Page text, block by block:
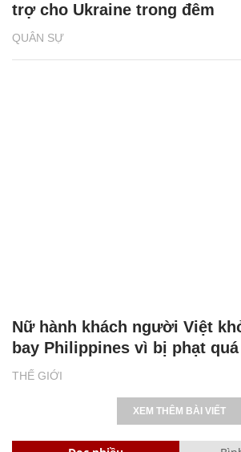
QUÂN SỰ
trợ cho Ukraine trong đêm
THẾ GIỚI
Nữ hành khách người Việt
bay Philippines vì bị phạt
XEM THÊM BÀI VIẾT